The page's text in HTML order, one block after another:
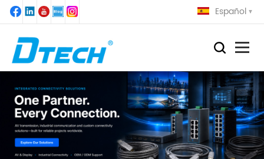
Español